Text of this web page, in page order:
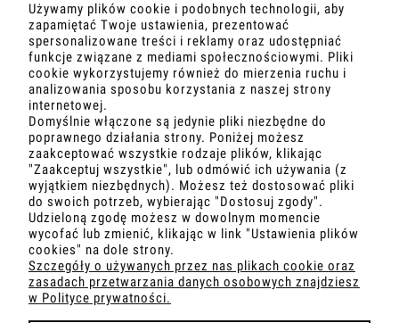
« 1 2 »
MOJE KONTO
O NAS
OBSŁUGA KLIENTA
Używamy plików cookie i podobnych technologii, aby
zapamiętać Twoje ustawienia, prezentować
spersonalizowane treści i reklamy oraz udostępniać
funkcje związane z mediami społecznościowymi. Pliki
cookie wykorzystujemy również do mierzenia ruchu i
analizowania sposobu korzystania z naszej strony
internetowej.
Domyślnie włączone są jedynie pliki niezbędne do
poprawnego działania strony. Poniżej możesz
zaakceptować wszystkie rodzaje plików, klikając
"Zaakceptuj wszystkie", lub odmówić ich używania (z
wyjątkiem niezbędnych). Możesz też dostosować pliki
do swoich potrzeb, wybierając "Dostosuj zgody".
Udzieloną zgodę możesz w dowolnym momencie
wycofać lub zmienić, klikając w link "Ustawienia plików
cookies" na dole strony.
Szczegóły o używanych przez nas plikach cookie oraz
zasadach przetwarzania danych osobowych znajdziesz
w Polityce prywatności.